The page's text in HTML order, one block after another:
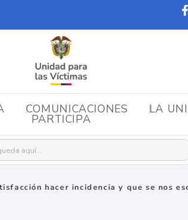
COMUNICACIONES LA
PARTICIPA
hacer incidencia y que se nos